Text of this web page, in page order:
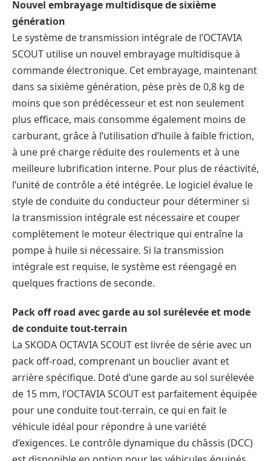
Nouvel embrayage multidisque de sixième
génération
Le système de transmission intégrale de l’OCTAVIA
SCOUT utilise un nouvel embrayage multidisque à
commande électronique. Cet embrayage, maintenant
dans sa sixième génération, pèse près de 0,8 kg de
moins que son prédécesseur et est non seulement
plus efficace, mais consomme également moins de
carburant, grâce à l’utilisation d’huile à faible friction,
à une pré charge réduite des roulements et à une
meilleure lubrification interne. Pour plus de réactivité,
l’unité de contrôle a été intégrée. Le logiciel évalue le
style de conduite du conducteur pour déterminer si
la transmission intégrale est nécessaire et couper
complètement le moteur électrique qui entraîne la
pompe à huile si nécessaire. Si la transmission
intégrale est requise, le système est réengagé en
quelques fractions de seconde.
Pack off road avec garde au sol surélevée et mode
de conduite tout-terrain
La SKODA OCTAVIA SCOUT est livrée de série avec un
pack off-road, comprenant un bouclier avant et
arrière spécifique. Doté d’une garde au sol surélevée
de 15 mm, l’OCTAVIA SCOUT est parfaitement équipée
pour une conduite tout-terrain, ce qui en fait le
véhicule idéal pour répondre à une variété
d’exigences. Le contrôle dynamique du châssis (DCC)